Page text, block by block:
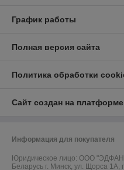
График работы
Полная версия сайта
Политика обработки
Сайт создан на
Информация для покупателя
Юридическое лицо: ООО "ЭДФАН
Беларусь г. Минск, ул. Щорса 1А,